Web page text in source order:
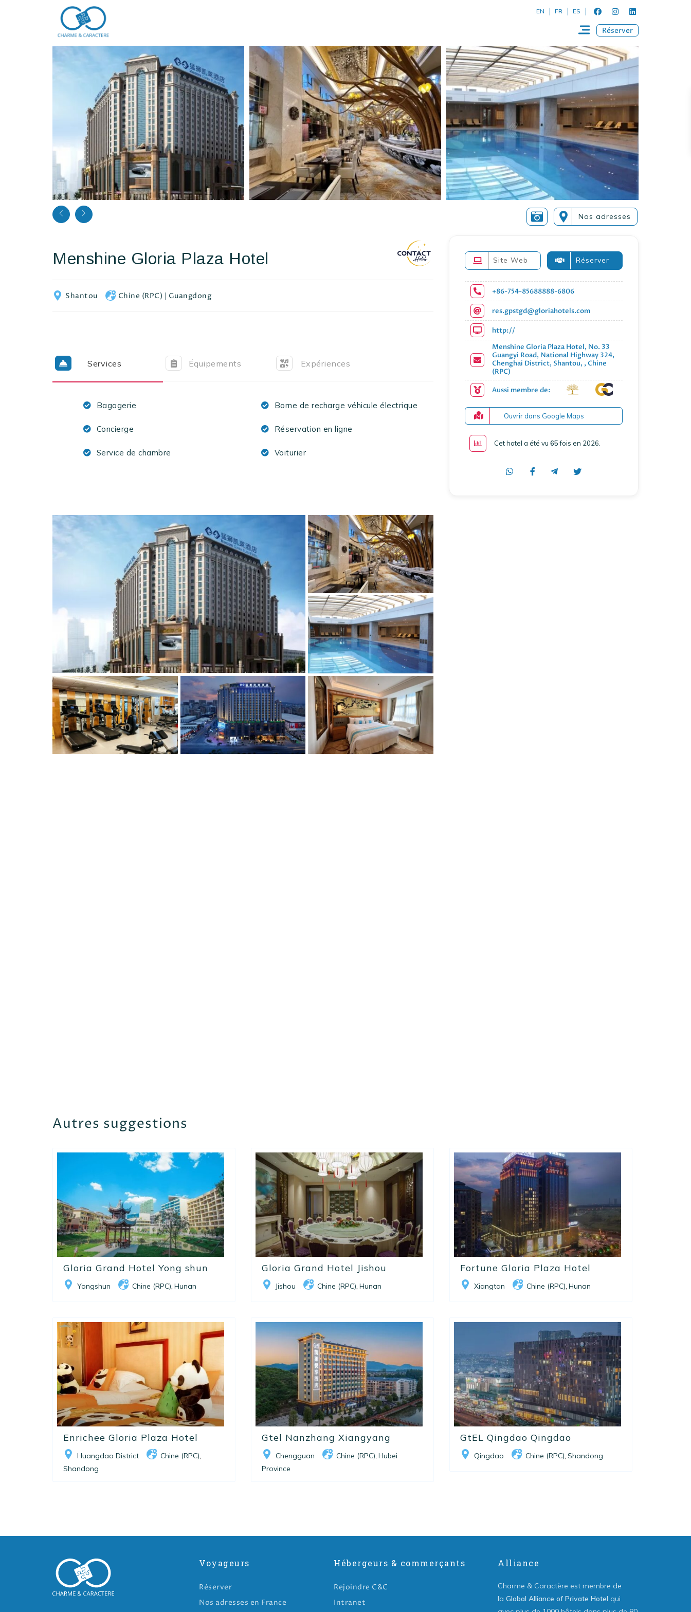
Notre programme de fidélité
EN FR ES
Réserver
Nos adresses
Menshine Gloria Plaza Hotel
Shantou Chine (RPC) | Guangdong
Services Équipements Expériences
Bagagerie Borne de recharge véhicule électrique
Concierge Réservation en ligne
Service de chambre Voiturier
Site Web Réserver
+86-754-85688888-6806
res.gpstgd@gloriahotels.com
http://
Menshine Gloria Plaza Hotel, No. 33
Guangyi Road, National Highway 324,
Chenghai District, Shantou, , Chine
(RPC)
Aussi membre de:
Ouvrir dans Google Maps
Cet hotel a été vu 65fois en 2026
Autres suggestions
Gloria Grand Hotel Yong shun
Yongshun Chine (RPC) Hunan
Gloria Grand Hotel Jishou
Jishou Chine (RPC) ,Hunan
Fortune Gloria Plaza Hotel
Xiangtan Chine (RPC) ,Hunan
Enrichee Gloria Plaza Hotel
Huangdao District Chine (RPC)
Shandong
Gtel Nanzhang Xiangyang
Chengguan Chine (RPC) ,Hubei
Province
GtEL Qingdao Qingdao
Qingdao Chine (RPC) ,Shandong
Voyageurs
Réserver
Nos adresses en France
Hébergeurs & commerçants
Rejoindre C&C
Intranet
Alliance
Charme & Caractère est membre de
laGlobal Alliance of Private Hotel qui